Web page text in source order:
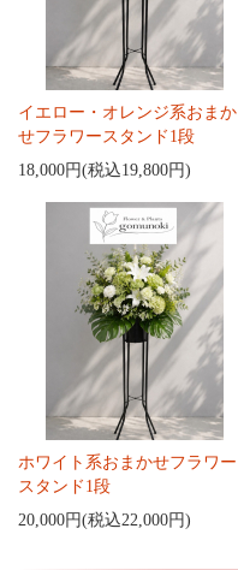
イエロー・オレンジ系おまか
せフラワースタンド1段
18,000円(税込19,800円)
ホワイト系おまかせフラワー
スタンド1段
20,000円(税込22,000円)